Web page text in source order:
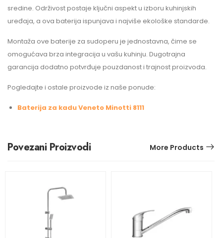
sredine. Održivost postaje ključni aspekt u izboru kuhinjskih
uređaja, a ova baterija ispunjava i najviše ekološke standarde.
Montaža ove baterije za sudoperu je jednostavna, čime se
omogućava brza integracija u vašu kuhinju. Dugotrajna
garancija dodatno potvrđuje pouzdanost i trajnost proizvoda.
Pogledajte i ostale proizvode iz naše ponude:
Baterija za kadu Veneto Minotti 8111
Povezani Proizvodi More Products